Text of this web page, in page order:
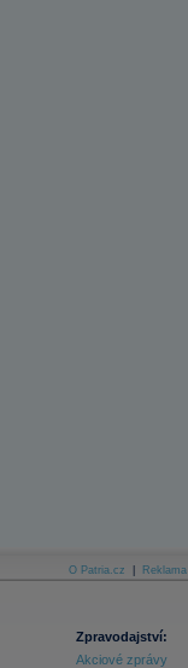
O Patria.cz Reklama
Zpravodajství:
Akciové zprávy